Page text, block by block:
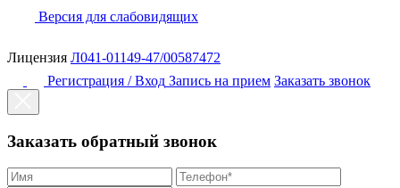
Версия для слабовидящих
Лицензия Л041-01149-47/00587472
Регистрация / Вход Запись на прием Заказать звонок
Заказать обратный звонок